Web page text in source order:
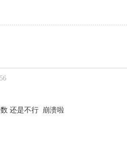
还是不行 崩溃啦